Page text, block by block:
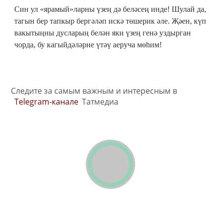
Син ул «ярамый»ларны үзең дә беләсең инде! Шулай да,
тагын бер тапкыр бергәләп искә төшерик әле. Җәен, күп
вакытыңны дусларың белән яки үзең генә уздырган
чорда, бу кагыйдәләрне үтәү аеруча мөһим!
Следите за самым важным и интересным в
Telegram-канале Татмедиа